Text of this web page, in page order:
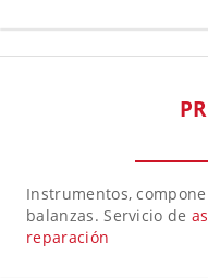
Instrumentos,
balanzas. Servicio de
reparación